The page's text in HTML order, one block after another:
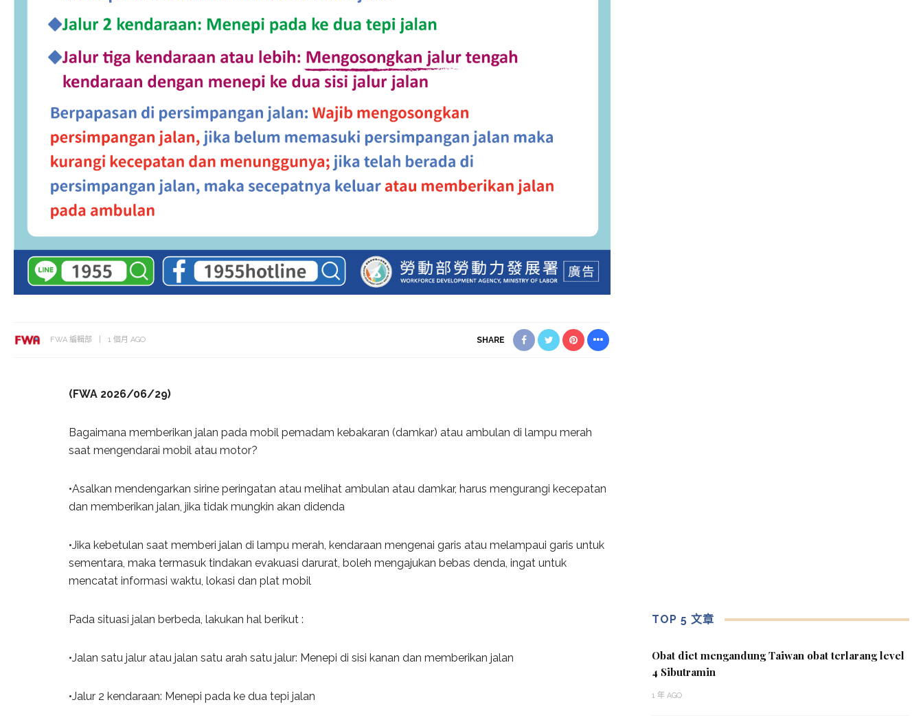
FWA 編輯部 1 個月 AGO SHARE
(FWA 2026/06/29)
Bagaimana memberikan jalan pada mobil pemadam kebakaran (damkar) atau ambulan di lampu merah
saat mengendarai mobil atau motor?
•Asalkan mendengarkan sirine peringatan atau melihat ambulan atau damkar, harus mengurangi kecepatan
dan memberikan jalan, jika tidak mungkin akan didenda
•Jika kebetulan saat memberi jalan di lampu merah, kendaraan mengenai garis atau melampaui garis untuk
sementara, maka termasuk tindakan evakuasi darurat, boleh mengajukan bebas denda, ingat untuk
mencatat informasi waktu, lokasi dan plat mobil
Pada situasi jalan berbeda, lakukan hal berikut :
•Jalan satu jalur atau jalan satu arah satu jalur: Menepi di sisi kanan dan memberikan jalan
•Jalur 2 kendaraan: Menepi pada ke dua tepi jalan
TOP 5 文章
Obat diet mengandung Taiwan obat terlarang level
4 Sibutramin
1 年 AGO